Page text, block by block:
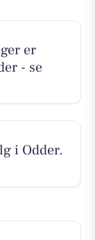
er
- se
i Odder.